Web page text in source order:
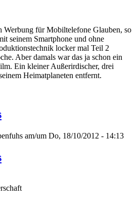
Werbung für Mobiltelefone Glauben, so
seinem Smartphone und ohne
locker mal Teil 2
Aber damals war das ja schon ein
Ein kleiner Außerirdischer, drei
Heimatplaneten entfernt.
am/um Do, 18/10/2012 - 14:13